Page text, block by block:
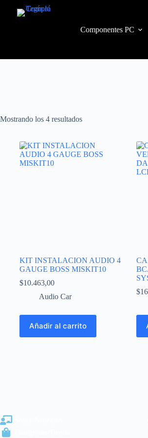
Componentes PC
Mostrando los 4 resultados
KIT INSTALACION AUDIO 4
GAUGE BOSS MISKIT10
$10.463,00
Audio Car
Añadir al carrito
$